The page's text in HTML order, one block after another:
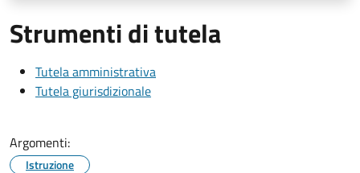
Strumenti di tutela
Tutela amministrativa
Tutela giurisdizionale
Argomenti:
Istruzione